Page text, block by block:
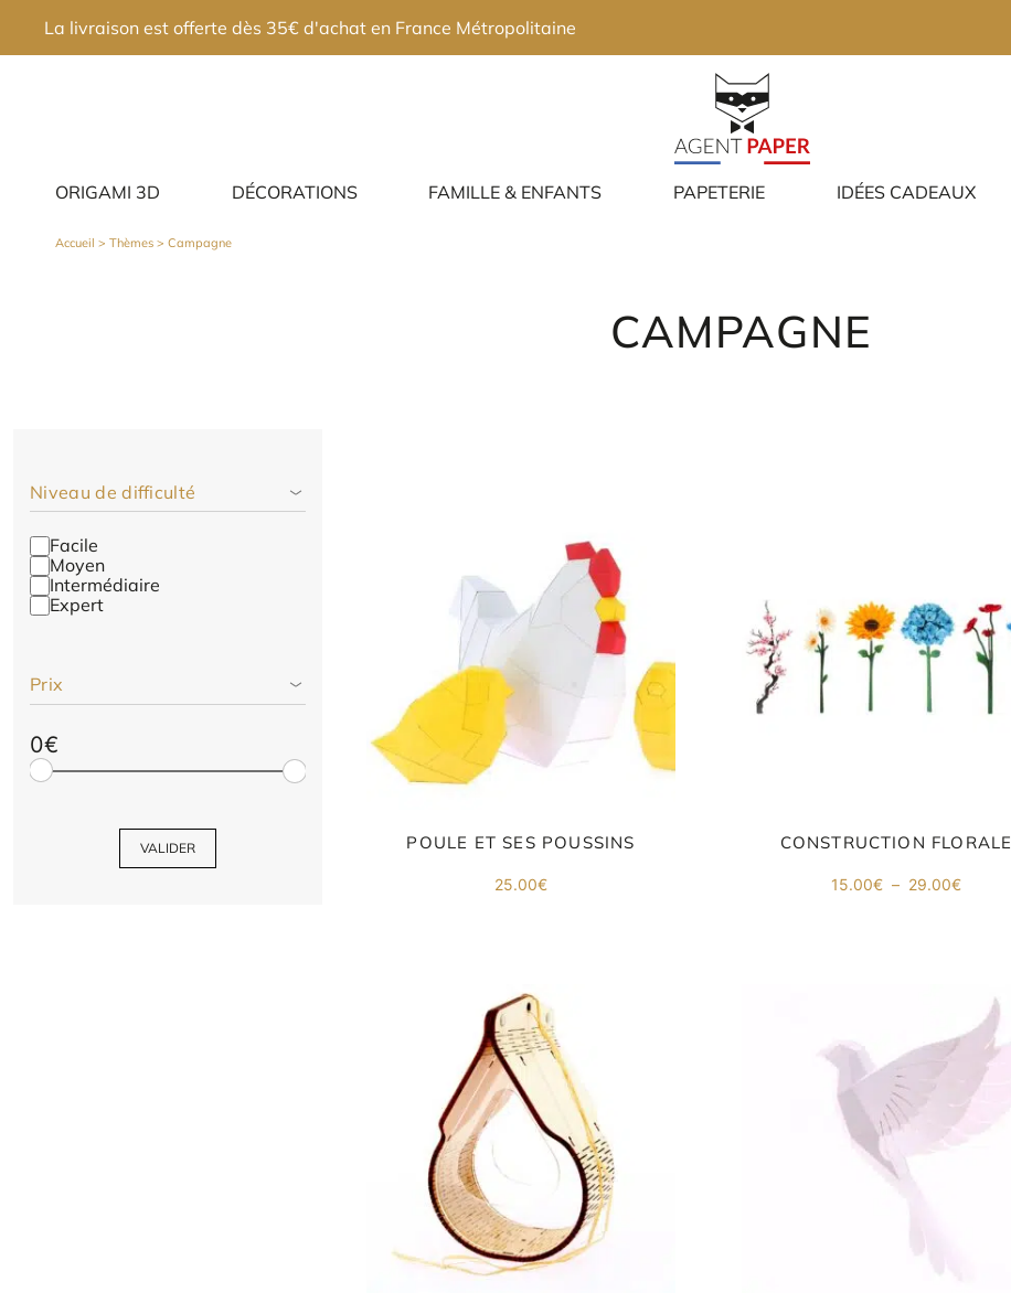
ORIGAMI 3D DÉCORATIONS FAMILLE & ENFANTS PAPETERIE IDÉES CADEAUX
La livraison est offerte dès 35€ d'achat en France Métropolitaine
Accueil > Thèmes > Campagne
CAMPAGNE
Niveau de difficulté
Facile
Moyen
Intermédiaire
Expert
Prix
0€
VALIDER POULE ET SES POUSSINS
25.00€
CONSTRUCTION FLORALE
15.00€ – 29.00€Plage
29.00€
×